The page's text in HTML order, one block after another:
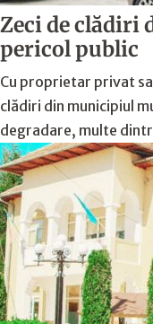
Zeci de clădiri
pericol public
Cu proprietar privat
clădiri din municipiul
degradare, multe